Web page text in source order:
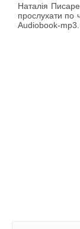
Наталія
прослухати по
Audiobook-mp3.